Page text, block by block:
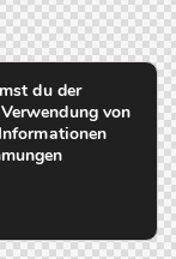
du der
von